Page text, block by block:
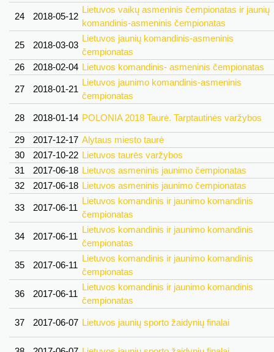
24 2018-05-12
Lietuvos vaikų asmeninis čempionatas ir jaunių
komandinis-asmeninis čempionatas
25 2018-03-03
Lietuvos jaunių komandinis-asmeninis
čempionatas
26
2018-02-04 Lietuvos komandinis- asmeninis čempionatas
27 2018-01-21
Lietuvos jaunimo komandinis-asmeninis
čempionatas
28 2018-01-14 POLONIA 2018 Taurė. Tarptautinės varžybos
29 2017-12-17 Alytaus miesto taurė
30
2017-10-22 Lietuvos taurės varžybos
31
2017-06-18 Lietuvos asmeninis jaunimo čempionatas
32
2017-06-18 Lietuvos asmeninis jaunimo čempionatas
33 2017-06-11
Lietuvos komandinis ir jaunimo komandinis
čempionatas
34 2017-06-11
Lietuvos komandinis ir jaunimo komandinis
čempionatas
35 2017-06-11
Lietuvos komandinis ir jaunimo komandinis
čempionatas
36 2017-06-11
Lietuvos komandinis ir jaunimo komandinis
čempionatas
37 2017-06-07 Lietuvos jaunių sporto žaidynių finalai